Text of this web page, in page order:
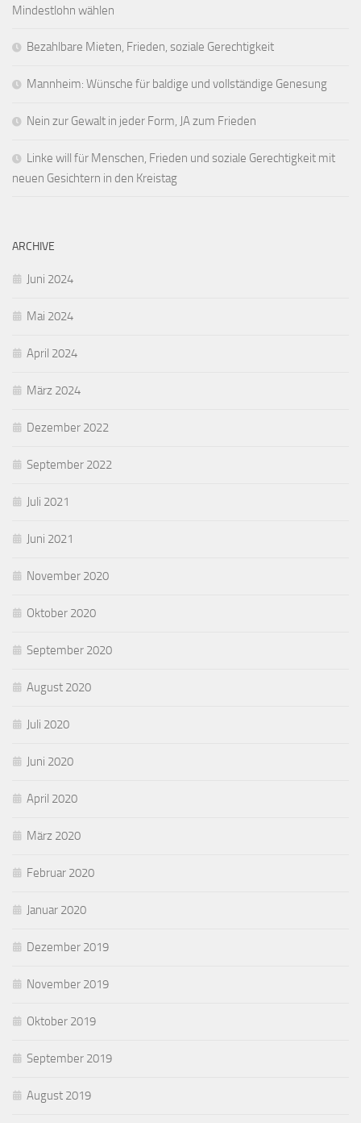
Mindestlohn wählen
Bezahlbare Mieten, Frieden, soziale Gerechtigkeit
Mannheim: Wünsche für baldige und vollständige Genesung
Nein zur Gewalt in jeder Form, JA zum Frieden
Linke will für Menschen, Frieden und soziale Gerechtigkeit mit
neuen Gesichtern in den Kreistag
ARCHIVE
Juni 2024
Mai 2024
April 2024
März 2024
Dezember 2022
September 2022
Juli 2021
Juni 2021
November 2020
Oktober 2020
September 2020
August 2020
Juli 2020
Juni 2020
April 2020
März 2020
Februar 2020
Januar 2020
Dezember 2019
November 2019
Oktober 2019
September 2019
August 2019